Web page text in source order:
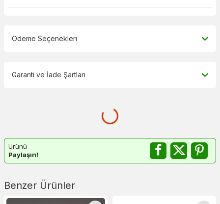
Ödeme Seçenekleri
Garanti ve İade Şartları
Ürünü
Paylaşın!
Benzer Ürünler